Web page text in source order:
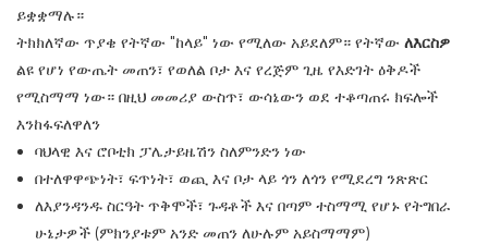
ይቋቋማሉ።
ትክክለኛው ጥያቄ የትኛው "ከላይ" ነው የሚለው አይደለም። የትኛው ለእርስዎ
ልዩ የሆነ የውጤት መጠን፣ የወለል ቦታ እና የረጅም ጊዜ የእድገት ዕቅዶች
የሚስማማ ነው። በዚህ መመሪያ ውስጥ፣ ውሳኔውን ወደ ተቆጣጠሩ ክፍሎች
እንከፋፍለዋለን
ባህላዊ እና ሮቦቲክ ፓሌታይዜሽን ስለምንድን ነው
በተለዋዋጭነት፣ ፍጥነት፣ ወጪ እና ቦታ ላይ ጎን ለጎን የሚደረግ ንጽጽር
ለእያንዳንዱ ስርዓት ጥቅሞች፣ ጉዳቶች እና በጣም ተስማሚ የሆኑ የትግበራ
ሁኔታዎች (ምክንያቱም አንድ መጠን ለሁሉም አይስማማም)